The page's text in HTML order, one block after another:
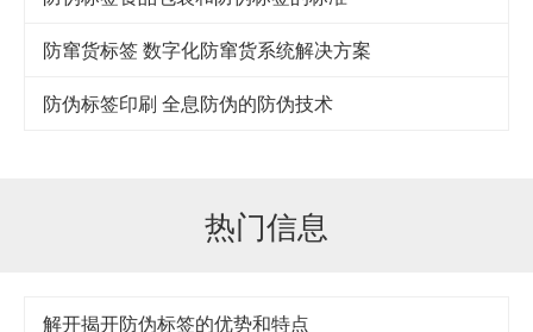
防窜货标签 数字化防窜货系统解决方案
防伪标签印刷 全息防伪的防伪技术
热门信息
解开揭开防伪标签的优势和特点